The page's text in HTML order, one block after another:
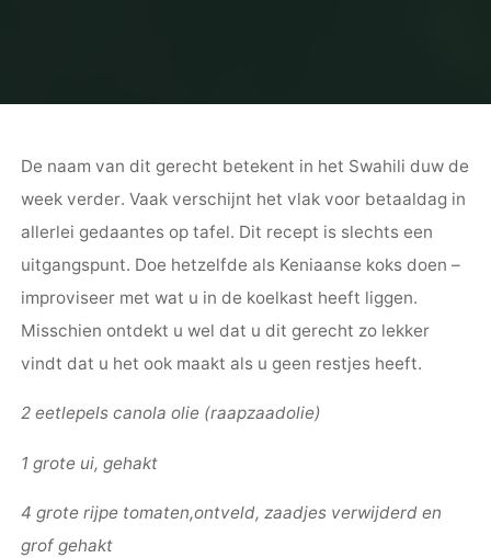
De naam van dit gerecht betekent in het Swahili duw de
week verder. Vaak verschijnt het vlak voor betaaldag in
allerlei gedaantes op tafel. Dit recept is slechts een
uitgangspunt. Doe hetzelfde als Keniaanse koks doen –
improviseer met wat u in de koelkast heeft liggen.
Misschien ontdekt u wel dat u dit gerecht zo lekker
vindt dat u het ook maakt als u geen restjes heeft.
2 eetlepels canola olie (raapzaadolie)
1 grote ui, gehakt
4 grote rijpe tomaten,ontveld, zaadjes verwijderd en
grof gehakt